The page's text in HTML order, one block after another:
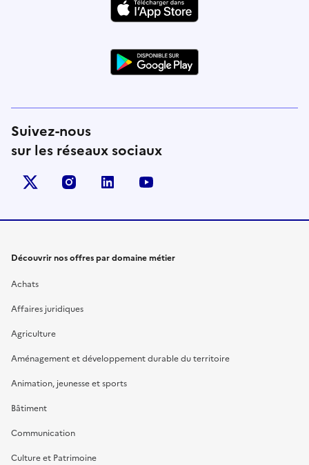
Suivez-nous
sur les réseaux sociaux
X (anciennement Twitter)
instagramlinkedin
Découvrir nos offres par domaine métier
Achats
Affaires juridiques
Agriculture
Aménagement et développement durable du territoire
Animation, jeunesse et sports
Bâtiment
Communication
Culture et Patrimoine